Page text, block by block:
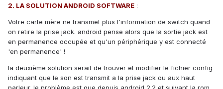
2. LA SOLUTION ANDROID SOFTWARE :
Votre carte mère ne transmet plus l'information de switch quand
on retire la prise jack. android pense alors que la sortie jack est
en permanence occupée et qu'un périphérique y est connecté
'en permanence' !
la deuxième solution serait de trouver et modifier le fichier config
indiquant que le son est transmit a la prise jack ou aux haut